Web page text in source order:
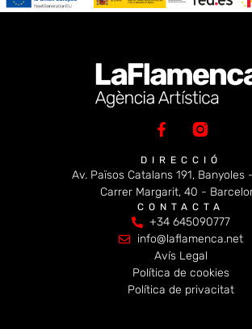
DIRECCIÓ
Av. Països Catalans 191, Banyoles
Carrer Margarit, 40 -
CONTACTA
+34 645090777
info@laflamenca.net
Avís Legal
Política de cookies
Política de privacitat